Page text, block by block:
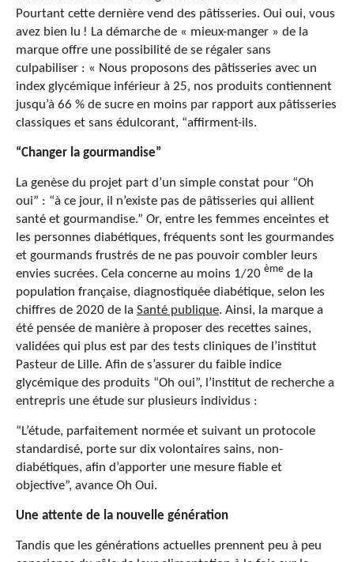
Pourtant cette dernière vend des pâtisseries. Oui oui, vous
avez bien lu ! La démarche de « mieux-manger » de la
marque offre une possibilité de se régaler sans
culpabiliser : « Nous proposons des pâtisseries avec un
index glycémique inférieur à 25, nos produits contiennent
jusqu’à 66 % de sucre en moins par rapport aux pâtisseries
classiques et sans édulcorant, “affirment-ils.
“Changer la gourmandise”
La genèse du projet part d’un simple constat pour “Oh
oui” : “à ce jour, il n’existe pas de pâtisseries qui allient
santé et gourmandise.” Or, entre les femmes enceintes et
les personnes diabétiques, fréquents sont les gourmandes
et gourmands frustrés de ne pas pouvoir combler leurs
envies sucrées. Cela concerne au moins 1/20 ème de la
population française, diagnostiquée diabétique, selon les
chiffres de 2020 de la Santé publique. Ainsi, la marque a
été pensée de manière à proposer des recettes saines,
validées qui plus est par des tests cliniques de l’institut
Pasteur de Lille. Afin de s’assurer du faible indice
glycémique des produits “Oh oui”, l’institut de recherche a
entrepris une étude sur plusieurs individus :
“L’étude, parfaitement normée et suivant un protocole
standardisé, porte sur dix volontaires sains, non-
diabétiques, afin d’apporter une mesure fiable et
objective”, avance Oh Oui.
Une attente de la nouvelle génération
Tandis que les générations actuelles prennent peu à peu